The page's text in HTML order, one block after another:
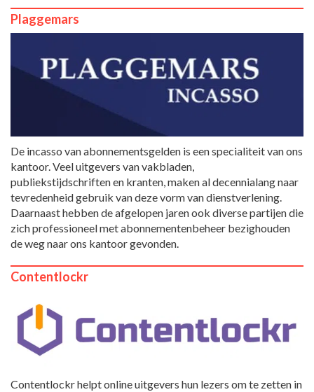
Plaggemars
De incasso van abonnementsgelden is een specialiteit van ons
kantoor. Veel uitgevers van vakbladen,
publiekstijdschriften en kranten, maken al decennialang naar
tevredenheid gebruik van deze vorm van dienstverlening.
Daarnaast hebben de afgelopen jaren ook diverse partijen die
zich professioneel met abonnementenbeheer bezighouden
de weg naar ons kantoor gevonden.
Contentlockr
Contentlockr helpt online uitgevers hun lezers om te zetten in